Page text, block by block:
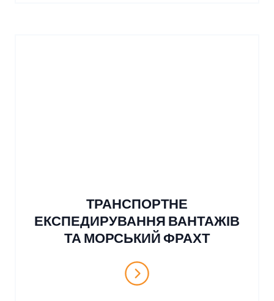
ТРАНСПОРТНЕ
ЕКСПЕДИРУВАННЯ ВАНТАЖІВ
ТА МОРСЬКИЙ ФРАХТ